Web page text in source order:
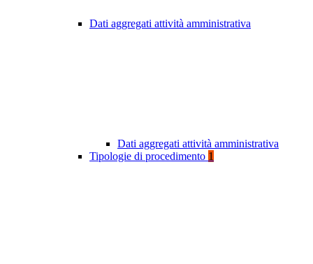
Dati aggregati attività amministrativa
Dati aggregati attività amministrativa
Tipologie di procedimento 1